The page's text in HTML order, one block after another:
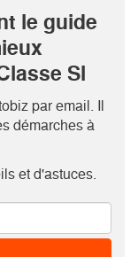
le guide
Sl
par email. Il
démarches à
et d'astuces.